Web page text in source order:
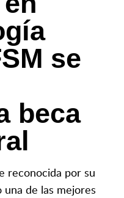
se
beca
reconocida por su
una de las mejores